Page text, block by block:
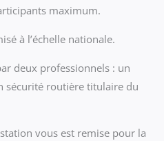
maximum.
à l’échelle nationale.
deux professionnels : un
sécurité routière titulaire du
vous est remise pour la